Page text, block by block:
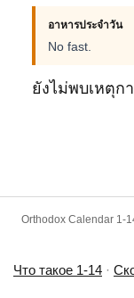
อาหารประจำวัน
No fast.
ยังไม่พบเหตุ
Orthodox Calendar 1-
Что такое 1-14 ·